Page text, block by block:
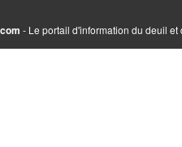
- Le portail d'information du deuil et